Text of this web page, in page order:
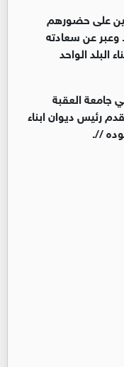
على حضورهم
وعبر عن سعادته
البلد الواحد
جامعة العقبة
رئيس ديوان ابناء
//.